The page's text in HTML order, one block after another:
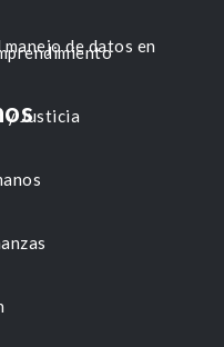
y Justicia
de datos en